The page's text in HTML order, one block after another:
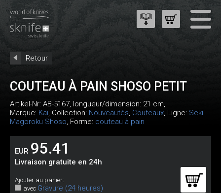
Retour
COUTEAU À PAIN SHOSO PETIT
Artikel-Nr: AB-5167, longueur/dimension: 21 cm,
Marque: Kai, Collection: Nouveautés, Couteaux, Ligne: Seki
Magoroku Shoso, Forme: couteau à pain
EUR 95.41
Livraison gratuite en 24h
Ajouter au panier:
avec Gravure (24 heures)